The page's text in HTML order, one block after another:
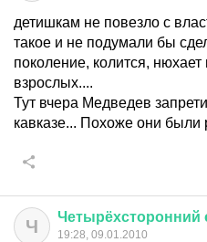
детишкам не повезло с
такое и не подумали бы
поколение, колится,
взрослых....
Тут вчера Медведев
кавказе... Похоже они
Ч Четырёхсторонний
19:28, 09.01.2010